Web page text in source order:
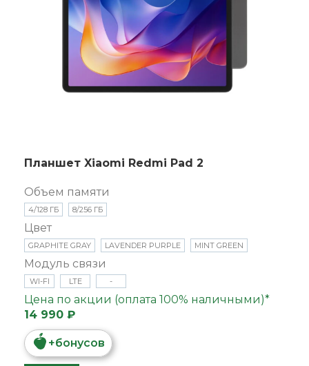
Планшет Xiaomi Redmi Pad 2
Объем памяти
4/128 ГБ 8/256 ГБ
Цвет
GRAPHITE GRAY LAVENDER PURPLE MINT GREEN
Модуль связи
WI-FI LTE -
Цена по акции (оплата 100% наличными)*
14 990 ₽
+бонусов